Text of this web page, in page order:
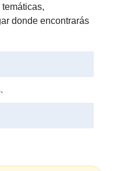
donde encontrarás